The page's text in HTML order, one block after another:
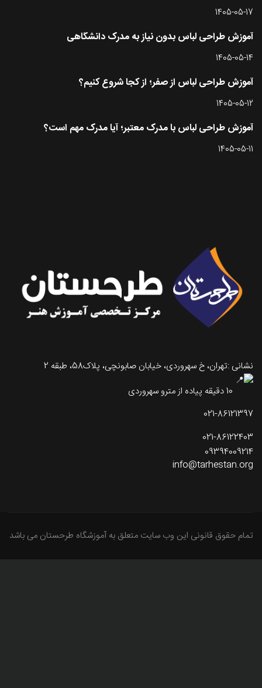
1405-05-17
آموزش طراحی لباس بدون نیاز به مدرک دانشگاهی
1405-05-14
آموزش طراحی لباس از صفر؛ از کجا شروع کنیم؟
1405-05-12
آموزش طراحی لباس با مدرک معتبر؛ آیا مدرک مهم است؟
1405-05-11
نشانی :تهران، خ سهروردی، خیابان صابونچی، پلاک58، طبقه 2
021-86121397
021-86122403
09394009214
info@tarhestan.org
تمام حقوق قانونی این وب سایت متعلق به آموزشگاه طرحستان می باشد